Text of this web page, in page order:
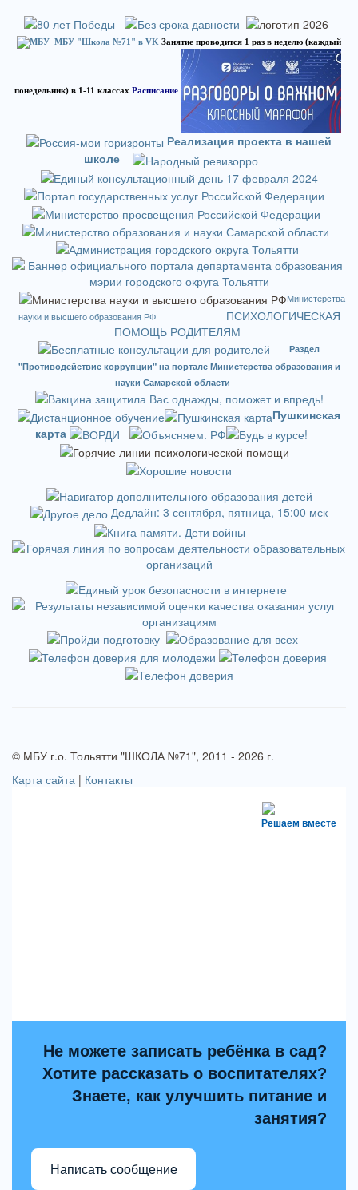
МБУ "Школа №71" в VK Занятие проводится 1 раз в неделю (каждый
понедельник) в 1-11 классах Расписание
Реализация проекта в нашей
школе
Министерства
науки и высшего образования РФ
ПСИХОЛОГИЧЕСКАЯ
ПОМОЩЬ РОДИТЕЛЯМ
Раздел
"Противодействие коррупции" на портале Министерства образования и
науки Самарской области
Пушкинская
карта
Дедлайн: 3 сентября, пятница, 15:00 мск
© МБУ г.о. Тольятти "ШКОЛА №71", 2011 - 2026 г.
Карта сайта | Контакты
Решаем вместе
Не можете записать ребёнка в сад?
Хотите рассказать о воспитателях?
Знаете, как улучшить питание и
занятия?
Написать сообщение